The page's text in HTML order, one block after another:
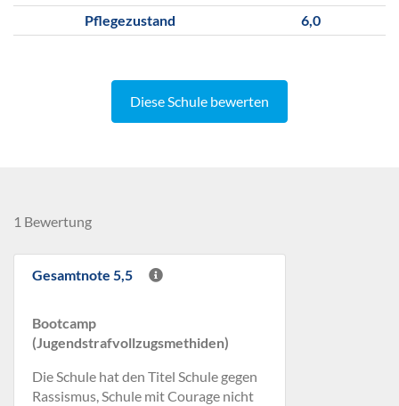
Pflegezustand
6,0
Diese Schule bewerten
1 Bewertung
Gesamtnote 5,5
Bootcamp
(Jugendstrafvollzugsmethiden)
Die Schule hat den Titel Schule gegen
Rassismus, Schule mit Courage nicht